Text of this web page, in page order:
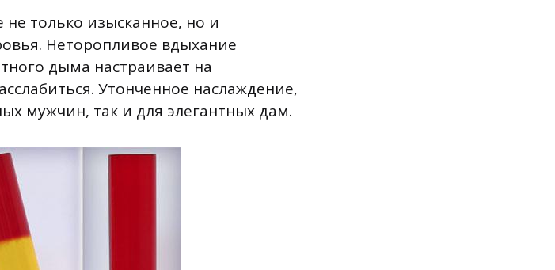
не только изысканное, но и
Неторопливое вдыхание
дыма настраивает на
Утонченное наслаждение,
мужчин, так и для элегантных дам.